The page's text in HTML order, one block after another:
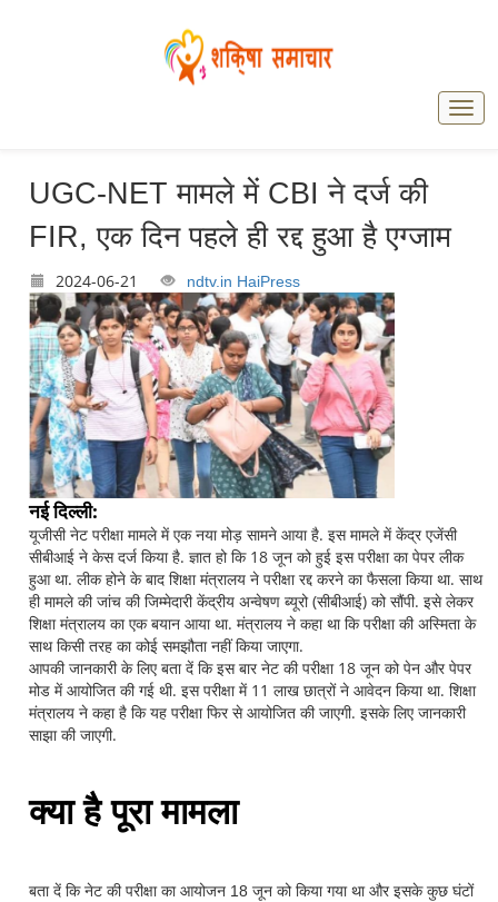
UGC-NET मामले में CBI ने दर्ज की
FIR, एक दिन पहले ही रद्द हुआ है एग्जाम
2024-06-21 ndtv.in HaiPress
नई दिल्ली:
यूजीसी नेट परीक्षा मामले में एक नया मोड़ सामने आया है. इस मामले में केंद्र एजेंसी
सीबीआई ने केस दर्ज किया है. ज्ञात हो कि 18 जून को हुई इस परीक्षा का पेपर लीक
हुआ था. लीक होने के बाद शिक्षा मंत्रालय ने परीक्षा रद्द करने का फैसला किया था. साथ
ही मामले की जांच की जिम्मेदारी केंद्रीय अन्वेषण ब्यूरो (सीबीआई) को सौंपी. इसे लेकर
शिक्षा मंत्रालय का एक बयान आया था. मंत्रालय ने कहा था कि परीक्षा की अस्मिता के
साथ किसी तरह का कोई समझौता नहीं किया जाएगा.
आपकी जानकारी के लिए बता दें कि इस बार नेट की परीक्षा 18 जून को पेन और पेपर
मोड में आयोजित की गई थी. इस परीक्षा में 11 लाख छात्रों ने आवेदन किया था. शिक्षा
मंत्रालय ने कहा है कि यह परीक्षा फिर से आयोजित की जाएगी. इसके लिए जानकारी
साझा की जाएगी.
क्या है पूरा मामला
बता दें कि नेट की परीक्षा का आयोजन 18 जून को किया गया था और इसके कुछ घंटों